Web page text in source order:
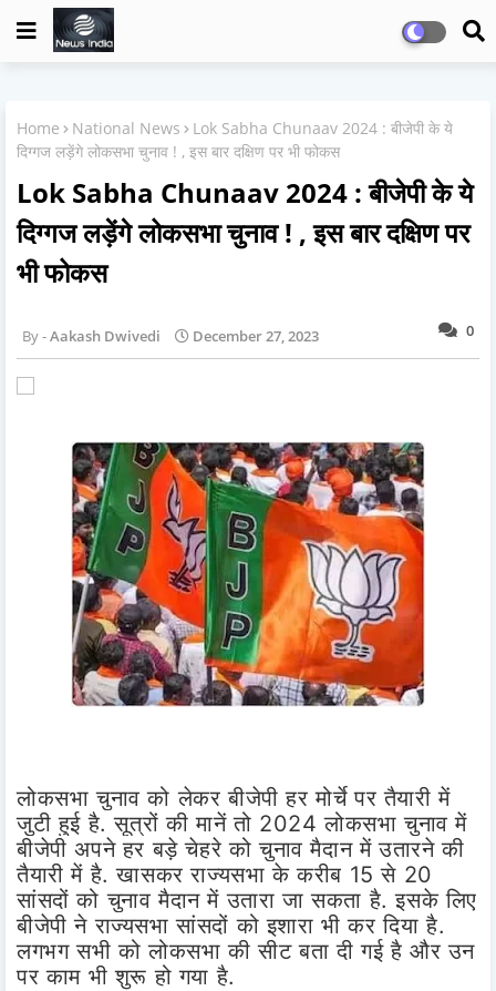
Home National News
Lok Sabha Chunaav 2024 : बीजेपी के ये
दिग्गज लड़ेंगे लोकसभा चुनाव ! , इस बार दक्षिण पर भी फोकस
Lok Sabha Chunaav 2024 : बीजेपी के ये
दिग्गज लड़ेंगे लोकसभा चुनाव ! , इस बार दक्षिण पर
भी फोकस
0
Aakash Dwivedi December 27, 2023
लोकसभा चुनाव को लेकर बीजेपी हर मोर्चे पर तैयारी में
जुटी हुई है. सूत्रों की मानें तो 2024 लोकसभा चुनाव में
बीजेपी अपने हर बड़े चेहरे को चुनाव मैदान में उतारने की
तैयारी में है. खासकर राज्यसभा के करीब 15 से 20
सांसदों को चुनाव मैदान में उतारा जा सकता है. इसके लिए
बीजेपी ने राज्यसभा सांसदों को इशारा भी कर दिया है.
लगभग सभी को लोकसभा की सीट बता दी गई है और उन
पर काम भी शुरू हो गया है.